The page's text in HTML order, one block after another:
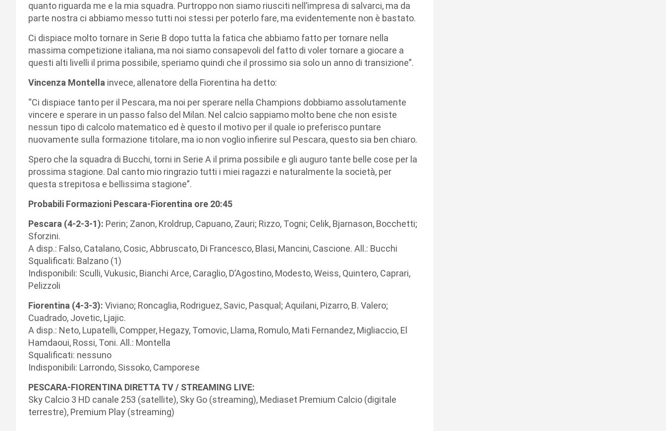
quanto riguarda me e la mia squadra. Purtroppo non siamo riusciti nell’impresa di salvarci, ma da
parte nostra ci abbiamo messo tutti noi stessi per poterlo fare, ma evidentemente non è bastato.
Ci dispiace molto tornare in Serie B dopo tutta la fatica che abbiamo fatto per tornare nella
massima competizione italiana, ma noi siamo consapevoli del fatto di voler tornare a giocare a
questi alti livelli il prima possibile, speriamo quindi che il prossimo sia solo un anno di transizione”.
Vincenza Montella invece, allenatore della Fiorentina ha detto:
“Ci dispiace tanto per il Pescara, ma noi per sperare nella Champions dobbiamo assolutamente
vincere e sperare in un passo falso del Milan. Nel calcio sappiamo molto bene che non esiste
nessun tipo di calcolo matematico ed è questo il motivo per il quale io preferisco puntare
nuovamente sulla formazione titolare, ma io non voglio infierire sul Pescara, questo sia ben chiaro.
Spero che la squadra di Bucchi, torni in Serie A il prima possibile e gli auguro tante belle cose per la
prossima stagione. Dal canto mio ringrazio tutti i miei ragazzi e naturalmente la società, per
questa strepitosa e bellissima stagione”.
Probabili Formazioni Pescara-Fiorentina ore 20:45
Pescara (4-2-3-1): Perin; Zanon, Kroldrup, Capuano, Zauri; Rizzo, Togni; Celik, Bjarnason, Bocchetti;
Sforzini.
A disp.: Falso, Catalano, Cosic, Abbruscato, Di Francesco, Blasi, Mancini, Cascione. All.: Bucchi
Squalificati: Balzano (1)
Indisponibili: Sculli, Vukusic, Bianchi Arce, Caraglio, D’Agostino, Modesto, Weiss, Quintero, Caprari,
Pelizzoli
Fiorentina (4-3-3): Viviano; Roncaglia, Rodriguez, Savic, Pasqual; Aquilani, Pizarro, B. Valero;
Cuadrado, Jovetic, Ljajic.
A disp.: Neto, Lupatelli, Compper, Hegazy, Tomovic, Llama, Romulo, Mati Fernandez, Migliaccio, El
Hamdaoui, Rossi, Toni. All.: Montella
Squalificati: nessuno
Indisponibili: Larrondo, Sissoko, Camporese
PESCARA-FIORENTINA DIRETTA TV / STREAMING LIVE:
Sky Calcio 3 HD canale 253 (satellite), Sky Go (streaming), Mediaset Premium Calcio (digitale
terrestre), Premium Play (streaming)